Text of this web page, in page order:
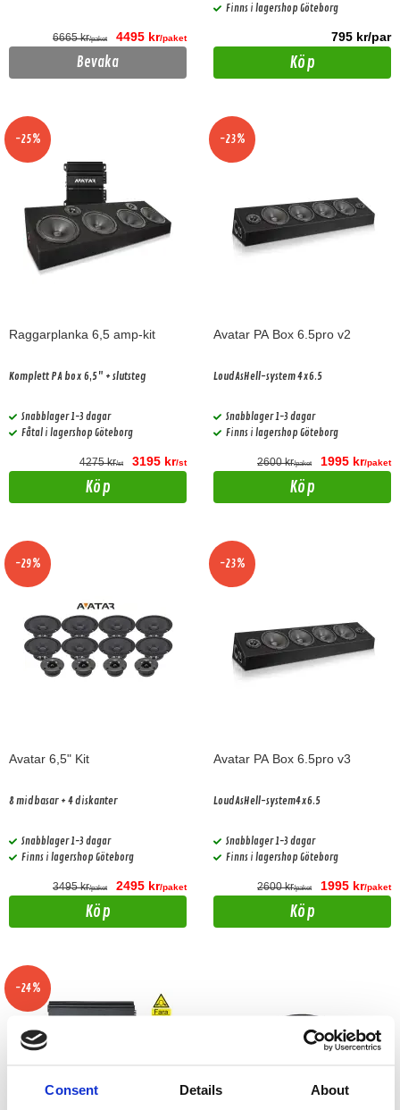
Consent Details About
6665 kr/paket 4495 kr/paket
Bevaka
Finns i lagershop Göteborg
795 kr/par
Köp
-25%
Raggarplanka 6,5 amp-kit
Komplett PA box 6,5" + slutsteg
Snabblager 1-3 dagar
Fåtal i lagershop Göteborg
4275 kr/st 3195 kr/st
Köp
-23%
Avatar PA Box 6.5pro v2
LoudAsHell-system 4x6.5
Snabblager 1-3 dagar
Finns i lagershop Göteborg
2600 kr/paket 1995 kr/paket
Köp
-29%
Avatar 6,5" Kit
8 midbasar + 4 diskanter
Snabblager 1-3 dagar
Finns i lagershop Göteborg
3495 kr/paket 2495 kr/paket
Köp
-23%
Avatar PA Box 6.5pro v3
LoudAsHell-system4x6.5
Snabblager 1-3 dagar
Finns i lagershop Göteborg
2600 kr/paket 1995 kr/paket
Köp
-24%